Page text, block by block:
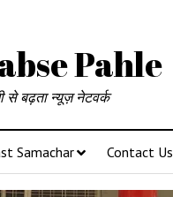
Pahle
बढ़ता न्यूज़ नेटवर्क
Samachar Contact Us